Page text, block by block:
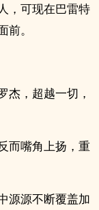
，可现在巴雷特
。
杰，超越一切，
而嘴角上扬，重
源源不断覆盖加